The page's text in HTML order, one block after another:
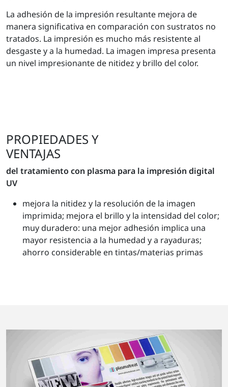
La adhesión de la impresión resultante mejora de
manera significativa en comparación con sustratos no
tratados. La impresión es mucho más resistente al
desgaste y a la humedad. La imagen impresa presenta
un nivel impresionante de nitidez y brillo del color.
PROPIEDADES Y
VENTAJAS
del tratamiento con plasma para la impresión digital
UV
mejora la nitidez y la resolución de la imagen
imprimida; mejora el brillo y la intensidad del color;
muy duradero: una mejor adhesión implica una
mayor resistencia a la humedad y a rayaduras;
ahorro considerable en tintas/materias primas